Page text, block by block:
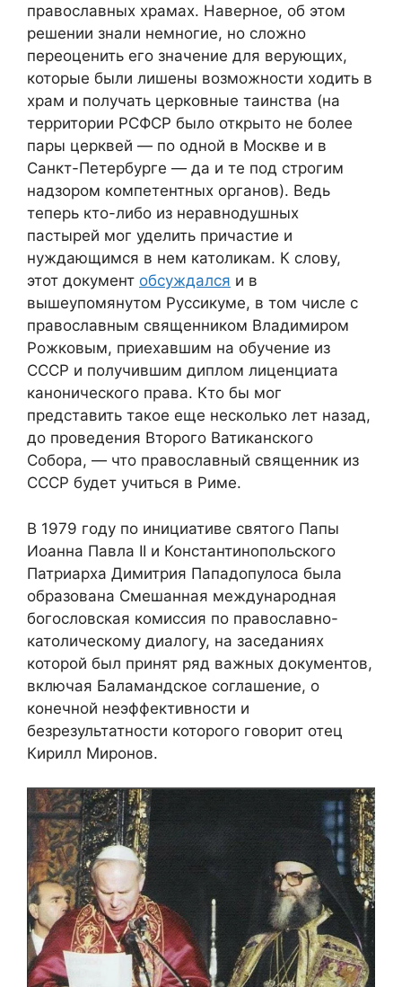
православных храмах. Наверное, об этом
решении знали немногие, но сложно
переоценить его значение для верующих,
которые были лишены возможности ходить в
храм и получать церковные таинства (на
территории РСФСР было открыто не более
пары церквей — по одной в Москве и в
Санкт-Петербурге — да и те под строгим
надзором компетентных органов). Ведь
теперь кто-либо из неравнодушных
пастырей мог уделить причастие и
нуждающимся в нем католикам. К слову,
этот документ обсуждался и в
вышеупомянутом Руссикуме, в том числе с
православным священником Владимиром
Рожковым, приехавшим на обучение из
СССР и получившим диплом лиценциата
канонического права. Кто бы мог
представить такое еще несколько лет назад,
до проведения Второго Ватиканского
Собора, — что православный священник из
СССР будет учиться в Риме.
В 1979 году по инициативе святого Папы
Иоанна Павла II и Константинопольского
Патриарха Димитрия Пападопулоса была
образована Смешанная международная
богословская комиссия по православно-
католическому диалогу, на заседаниях
которой был принят ряд важных документов,
включая Баламандское соглашение, о
конечной неэффективности и
безрезультатности которого говорит отец
Кирилл Миронов.